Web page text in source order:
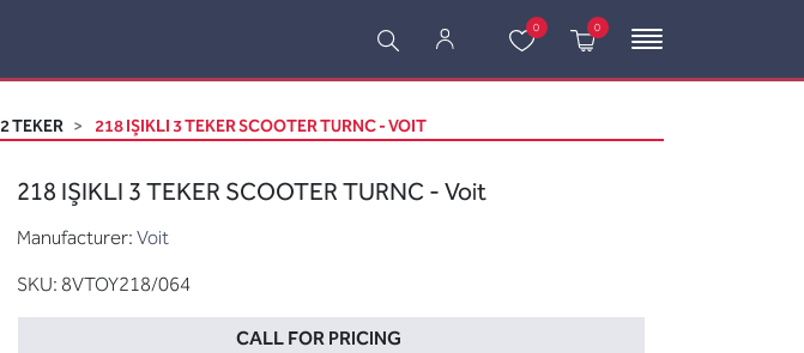
0 0
2 TEKER 218 IŞIKLI 3 TEKER SCOOTER TURNC - VOIT
218 IŞIKLI 3 TEKER SCOOTER TURNC - Voit
Manufacturer: Voit
SKU: 8VTOY218/064
CALL FOR PRICING